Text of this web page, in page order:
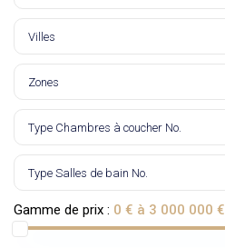
Villes
Zones
Gamme de prix : 0 € à 3 000 000 €